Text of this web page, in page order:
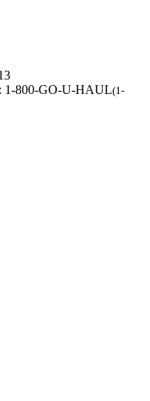
1-800-GO-U-HAUL(1-